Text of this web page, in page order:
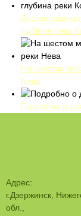
глубина реки
На шестом
Нева
Подробно о
Адрес:
г.Дзержинск,
обл.,